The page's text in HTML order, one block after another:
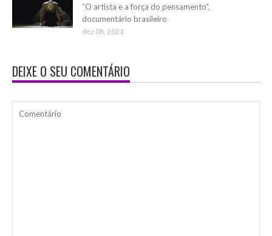
“O artista e a força do pensamento”,
documentário brasileiro
dez 08, 2021
DEIXE O SEU COMENTÁRIO